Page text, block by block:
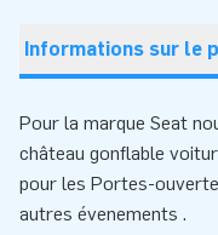
Informations sur le
Pour la marque Seat
château gonflable
pour les Portes-
autres évenements .